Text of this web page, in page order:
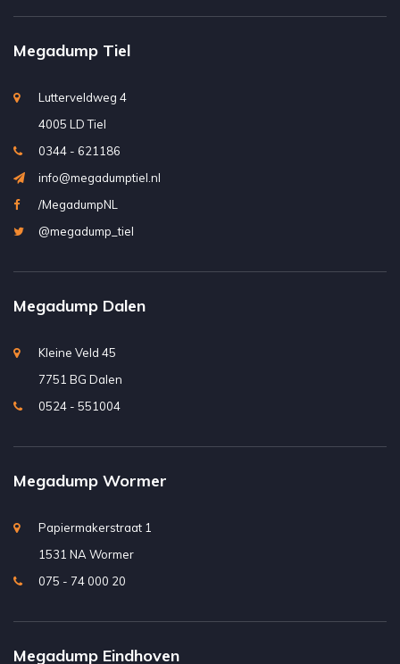
Megadump Tiel
Lutterveldweg 4
4005 LD Tiel
0344 - 621186
info@megadumptiel.nl
/MegadumpNL
@megadump_tiel
Megadump Dalen
Kleine Veld 45
7751 BG Dalen
0524 - 551004
Megadump Wormer
Papiermakerstraat 1
1531 NA Wormer
075 - 74 000 20
Megadump Eindhoven